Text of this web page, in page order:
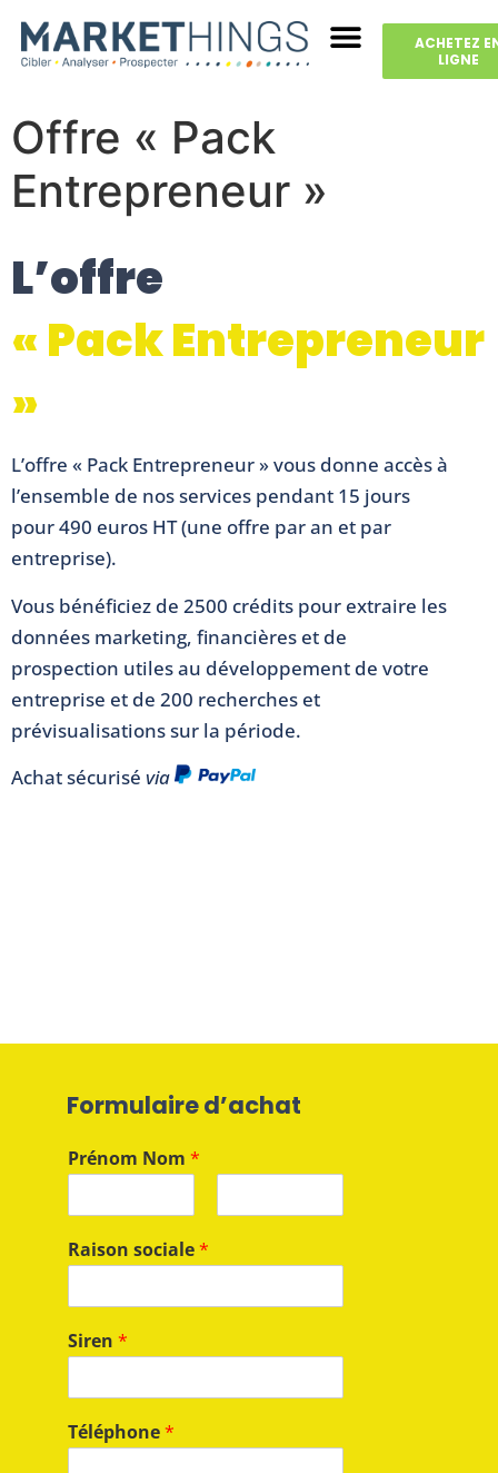
ACHETEZ
LIGNE
Offre « Pack
Entrepreneur »
L’offre
« Pack Entrepreneur
»
L’offre « Pack Entrepreneur » vous donne accès à
l’ensemble de nos services pendant 15 jours
pour 490 euros HT (une offre par an et par
entreprise).
Vous bénéficiez de 2500 crédits pour extraire les
données marketing, financières et de
prospection utiles au développement de votre
entreprise et de 200 recherches et
prévisualisations sur la période.
Achat sécurisé via
Formulaire d’achat
Prénom Nom *
r
é
m
Raison sociale*
Siren *
Téléphone*